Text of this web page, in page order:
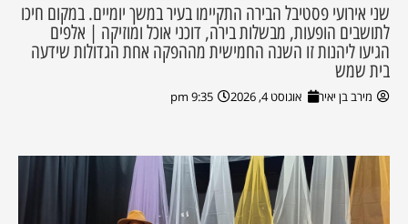
שני אירועי פסטיבל הבירה התקיימו בעיר במשך יומיים. במקום חיכו
לתושבים הופעות, מבשלות בירה, דוכני אוכל ומוזיקה | אלפים
הגיעו ליהנות זו השנה החמישית מההפקה אחת הגדולות שידעה
בית שמש
מירב בן יאיר אוגוסט 4, 2026 9:35 pm